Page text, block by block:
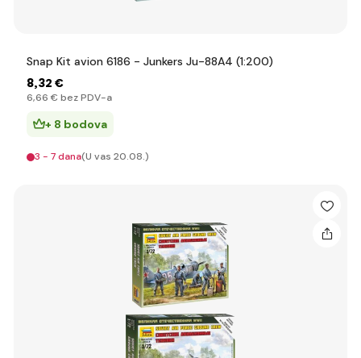
Snap Kit avion 6186 - Junkers Ju-88A4 (1:200)
8,32 €
6,66 € bez PDV-a
+ 8 bodova
3 - 7 dana(U vas 20.08.)